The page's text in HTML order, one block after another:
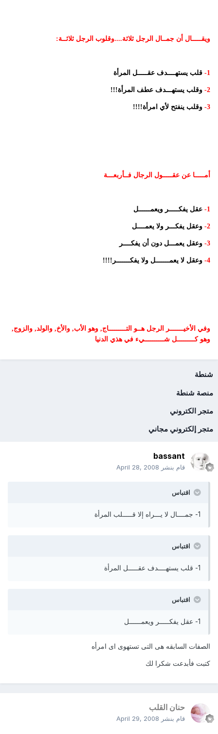
ويقـــــال أن جمــال الرجل ثلاثة....وقلوب الرجل ثلاثــة:
1- قلب يستهــــدف عقـــــل المرأة
2- وقلب يستهـــدف عطف المرأة!!!
3- وقلب ينفتح لأي امرأة!!!!
أمـــــا عن عقـــــول الرجال فــأربعـــة
1- عقل يفكـــــر ويعمــــــل
2- وعقل يفكـــر ولا يعمــــل
3- وعقل يعمـــل دون أن يفكــــر
4- وعقل لا يعمـــــــل ولا يفكـــــــر!!!!
وفي الأخيـــــــر الرجل هــو التـــــــــاج, وهو الأب, والأخ, والولد, والزوج,
وهو كـــــــــل شــــــــــيء في هذي الدنيا
شنطة
منصة شنطة
متجر الكتروني
متجر إلكتروني مجاني
bassant
قام بنشر April 28, 2008
اقتباس
اقتباس
اقتباس
الصفات السابقه هى التى تستهوى اى امرأه
كتبت فأبدعت شكرا لك
حنان القلب
قام بنشر April 29, 2008